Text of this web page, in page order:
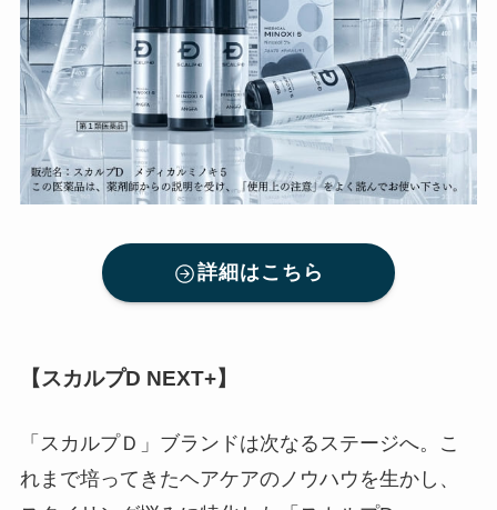
詳細はこちら
【スカルプD NEXT+】
「スカルプＤ」ブランドは次なるステージへ。こ
れまで培ってきたヘアケアのノウハウを生かし、